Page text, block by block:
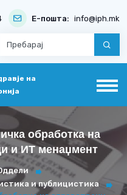
Е-пошта: info@iph.mk
на
обработка на
и ИТ менаџмент
и публицистика